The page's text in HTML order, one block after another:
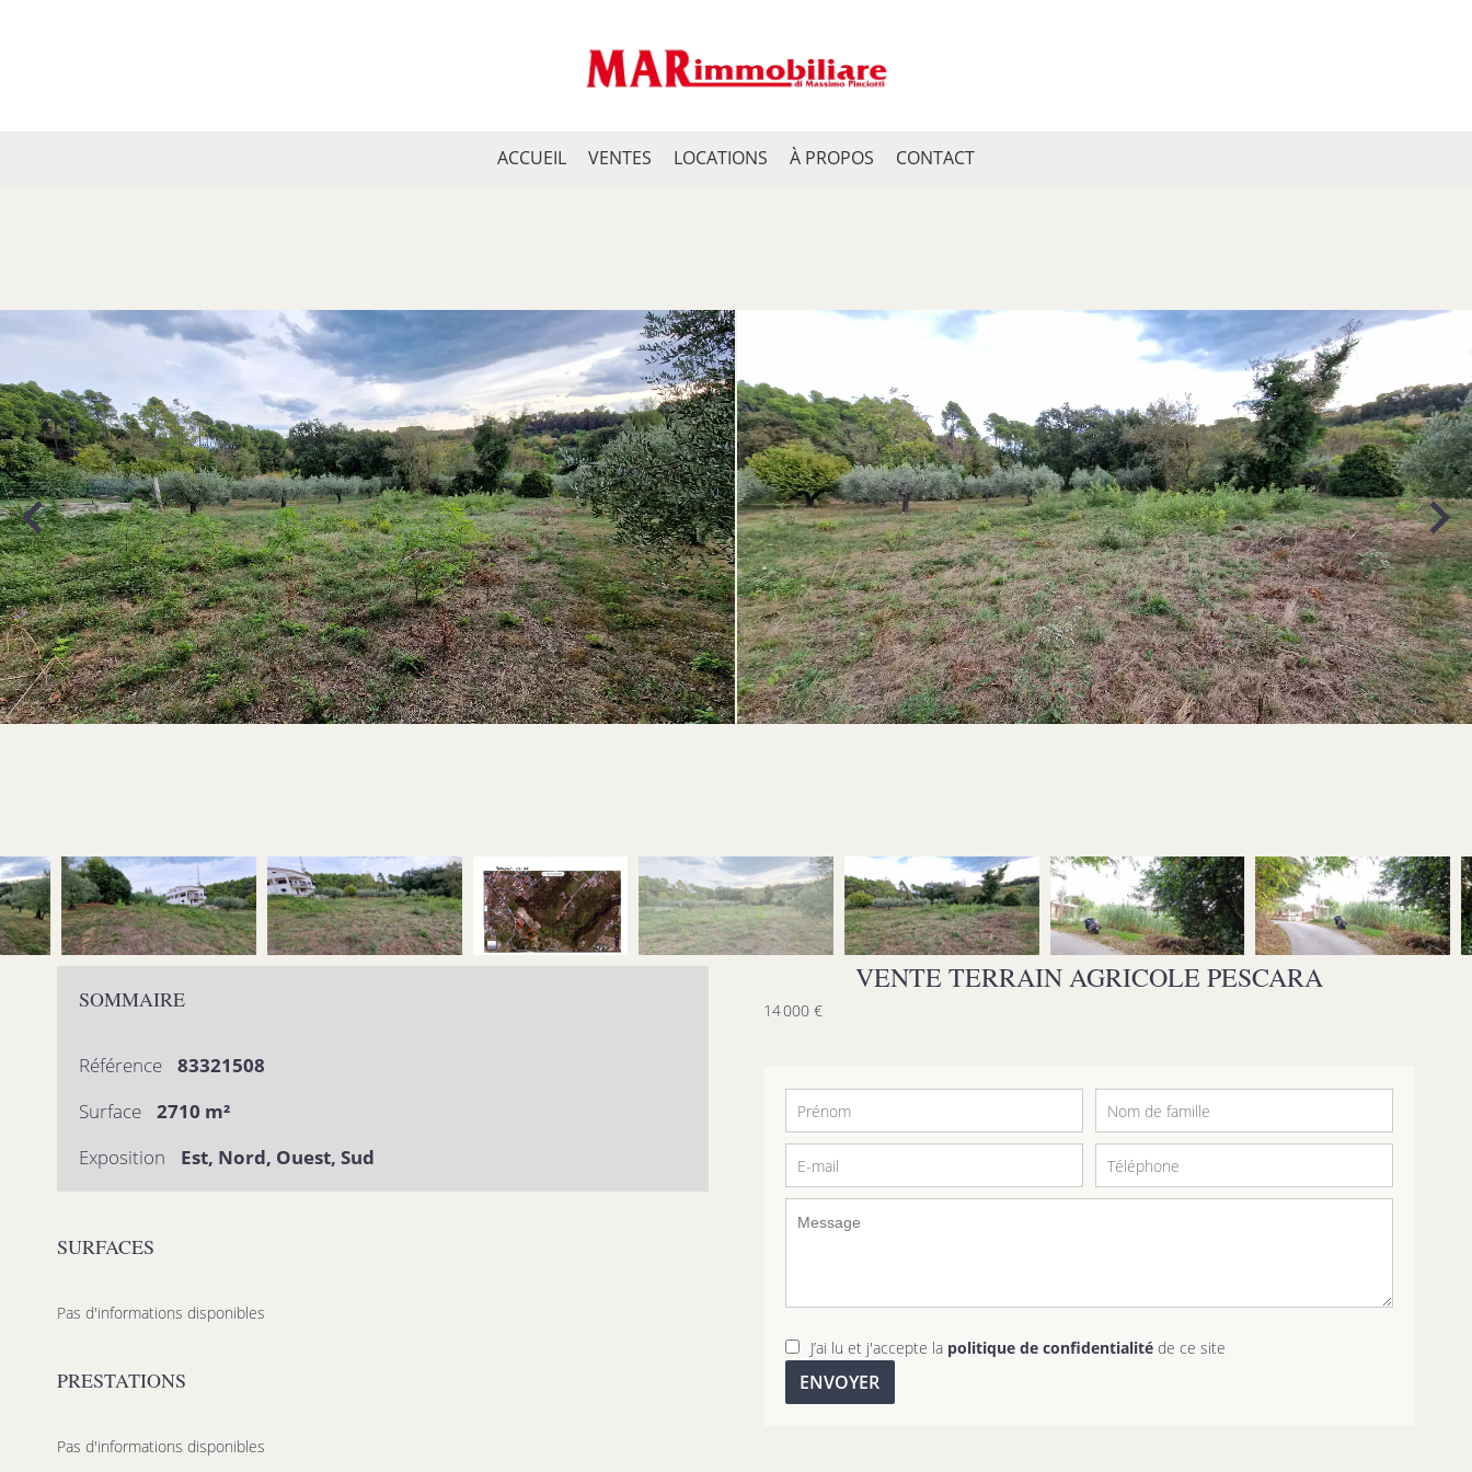
ACCUEIL VENTES LOCATIONS À PROPOS CONTACT
SOMMAIRE
Référence
83321508
Surface
2710 m²
Exposition
Est, Nord, Ouest, Sud
SURFACES
Pas d'informations disponibles
PRESTATIONS
Pas d'informations disponibles
VENTE TERRAIN AGRICOLE PESCARA
14 000 €
J’ai lu et j'accepte la politique de confidentialitéde ce site
ENVOYER